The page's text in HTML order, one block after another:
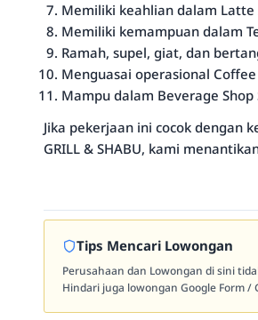
Memiliki keahlian dalam Latte
Memiliki kemampuan dalam
Ramah, supel, giat, dan
Menguasai operasional Coffee
Mampu dalam Beverage Shop
Jika pekerjaan ini cocok dengan
GRILL & SHABU, kami
Tips Mencari Lowongan
Perusahaan dan Lowongan di sini
Hindari juga lowongan Google Form